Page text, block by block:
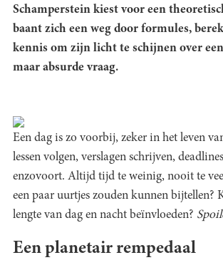
Schamperstein kiest voor een
baant zich een weg door formules,
kennis om zijn licht te schijnen over
maar absurde vraag.
Een dag is zo voorbij, zeker in het leven
lessen volgen, verslagen schrijven,
enzovoort. Altijd tijd te weinig, nooit te
een paar uurtjes zouden kunnen bijtellen?
lengte van dag en nacht beïnvloeden?
Een planetair rempedaal